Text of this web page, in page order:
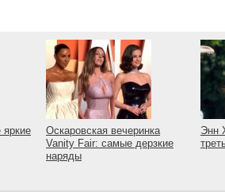
Оскаровская вечеринка
Vanity Fair: самые дерзкие
наряды
Энн